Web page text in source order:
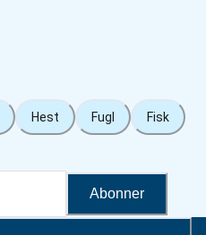
Hest Fugl Fisk
Abonner